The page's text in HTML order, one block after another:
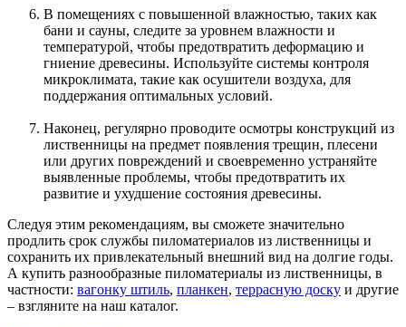
В помещениях с повышенной влажностью, таких как
бани и сауны, следите за уровнем влажности и
температурой, чтобы предотвратить деформацию и
гниение древесины. Используйте системы контроля
микроклимата, такие как осушители воздуха, для
поддержания оптимальных условий.
Наконец, регулярно проводите осмотры конструкций из
лиственницы на предмет появления трещин, плесени
или других повреждений и своевременно устраняйте
выявленные проблемы, чтобы предотвратить их
развитие и ухудшение состояния древесины.
Следуя этим рекомендациям, вы сможете значительно
продлить срок службы пиломатериалов из лиственницы и
сохранить их привлекательный внешний вид на долгие годы.
А купить разнообразные пиломатериалы из лиственницы, в
частности: вагонку штиль, планкен, террасную доску и другие
– взгляните на наш каталог.